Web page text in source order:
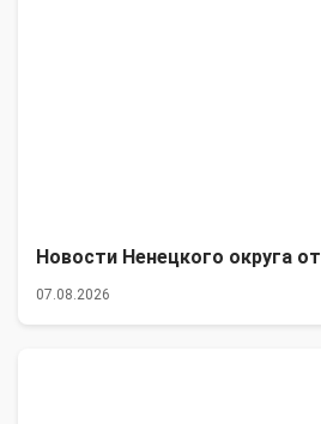
Новости Ненецкого округа
07.08.2026